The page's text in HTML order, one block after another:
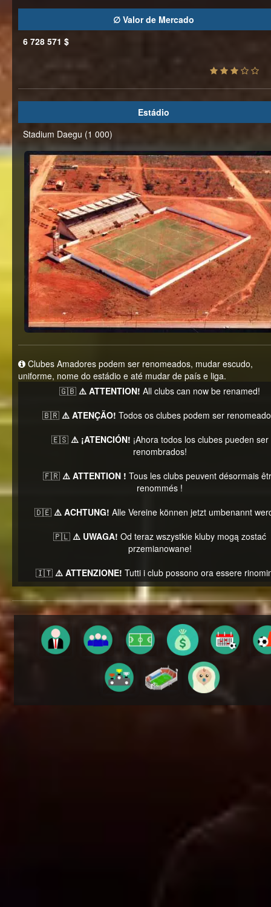
∅ Valor de Mercado
6 728 571 $
Estádio
Stadium Daegu (1 000)
Clubes Amadores podem ser renomeados, mudar escudo,
uniforme, nome do estádio e até mudar de país e liga.
🇬🇧 ⚠️ ATTENTION! All clubs can now be renamed!
🇧🇷 ⚠️ ATENÇÃO! Todos os clubes podem ser
🇪🇸 ⚠️ ¡ATENCIÓN! ¡Ahora todos los clubes pueden ser
renombrados!
🇫🇷 ⚠️ ATTENTION ! Tous les clubs peuvent désormais
renommés !
🇩🇪 ⚠️ ACHTUNG! Alle Vereine können jetzt umbenannt
🇵🇱 ⚠️ UWAGA! Od teraz wszystkie kluby mogą zostać
przemianowane!
🇮🇹 ⚠️ ATTENZIONE! Tutti i club possono ora essere